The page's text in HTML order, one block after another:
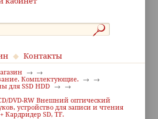
Контакты
Комплектующие.
для SSD HDD
DVD-RW Внешний оптический
устройство для записи и чтения
Кардридер SD, TF.